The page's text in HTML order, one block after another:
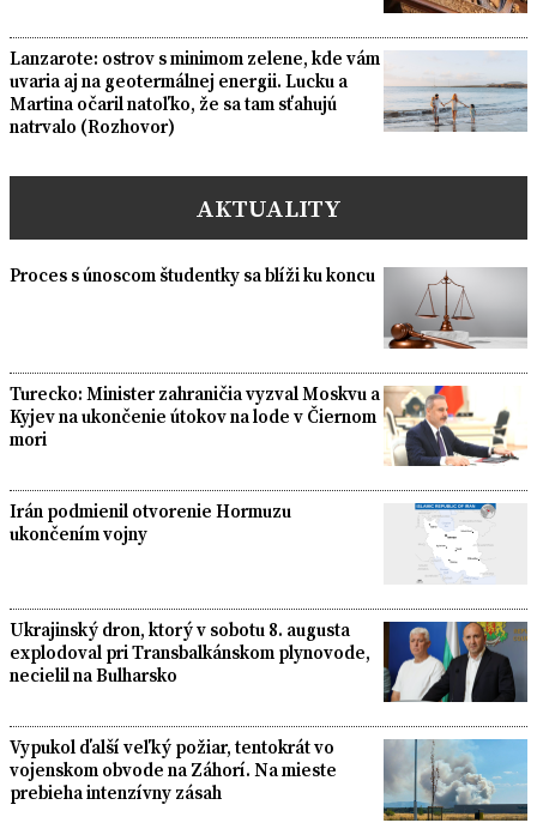
Lanzarote: ostrov s minimom zelene, kde vám
uvaria aj na geotermálnej energii. Lucku a
Martina očaril natoľko, že sa tam sťahujú
natrvalo (Rozhovor)
AKTUALITY
Proces s únoscom študentky sa blíži ku koncu
Turecko: Minister zahraničia vyzval Moskvu a
Kyjev na ukončenie útokov na lode v Čiernom
mori
Irán podmienil otvorenie Hormuzu
ukončením vojny
Ukrajinský dron, ktorý v sobotu 8. augusta
explodoval pri Transbalkánskom plynovode,
necielil na Bulharsko
Vypukol ďalší veľký požiar, tentokrát vo
vojenskom obvode na Záhorí. Na mieste
prebieha intenzívny zásah